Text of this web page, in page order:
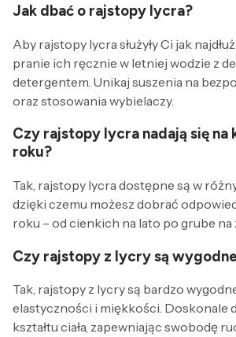
Jak dbać o rajstopy lycra?
Aby rajstopy lycra służyły Ci jak
pranie ich ręcznie w letniej wodzie z
detergentem. Unikaj suszenia na
oraz stosowania wybielaczy.
Czy rajstopy lycra nadają się na
roku?
Tak, rajstopy lycra dostępne są w
dzięki czemu możesz dobrać
roku – od cienkich na lato po grube na
Czy rajstopy z lycry są
Tak, rajstopy z lycry są bardzo
elastyczności i miękkości. Doskonale
kształtu ciała, zapewniając swobodę